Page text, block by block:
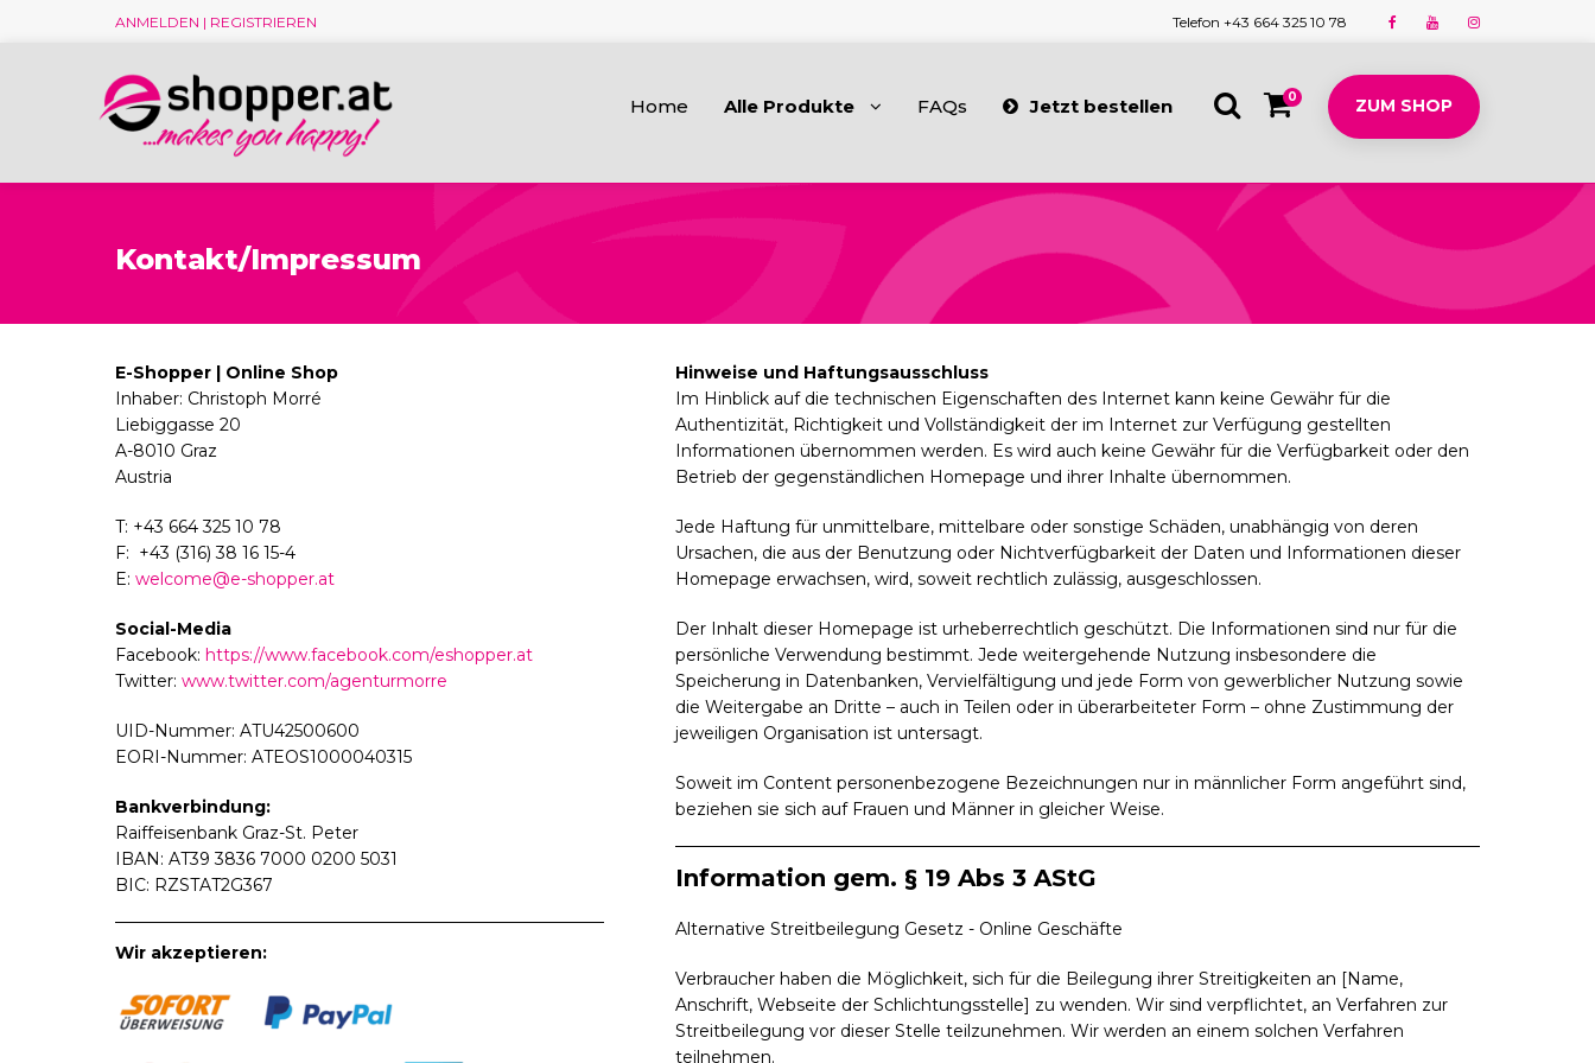
ANMELDEN | REGISTRIEREN Telefon +43 664 325 10 78
Home Alle Produkte FAQs Jetzt bestellen 0 ZUM SHOP
Kontakt/Impressum
E-Shopper | Online Shop
Inhaber: Christoph Morré
Liebiggasse 20
A-8010 Graz
Austria
T: +43 664 325 10 78
F: +43 (316) 38 16 15-4
E: welcome@e-shopper.at
Social-Media
Facebook: https://www.facebook.com/eshopper.at
Twitter: www.twitter.com/agenturmorre
UID-Nummer: ATU42500600
EORI-Nummer: ATEOS1000040315
Bankverbindung:
Raiffeisenbank Graz-St. Peter
IBAN: AT39 3836 7000 0200 5031
BIC: RZSTAT2G367
Wir akzeptieren:
Hinweise und Haftungsausschluss
Im Hinblick auf die technischen Eigenschaften des Internet kann keine Gewähr für die
Authentizität, Richtigkeit und Vollständigkeit der im Internet zur Verfügung gestellten
Informationen übernommen werden. Es wird auch keine Gewähr für die Verfügbarkeit oder den
Betrieb der gegenständlichen Homepage und ihrer Inhalte übernommen.
Jede Haftung für unmittelbare, mittelbare oder sonstige Schäden, unabhängig von deren
Ursachen, die aus der Benutzung oder Nichtverfügbarkeit der Daten und Informationen dieser
Homepage erwachsen, wird, soweit rechtlich zulässig, ausgeschlossen.
Der Inhalt dieser Homepage ist urheberrechtlich geschützt. Die Informationen sind nur für die
persönliche Verwendung bestimmt. Jede weitergehende Nutzung insbesondere die
Speicherung in Datenbanken, Vervielfältigung und jede Form von gewerblicher Nutzung sowie
die Weitergabe an Dritte – auch in Teilen oder in überarbeiteter Form – ohne Zustimmung der
jeweiligen Organisation ist untersagt.
Soweit im Content personenbezogene Bezeichnungen nur in männlicher Form angeführt sind,
beziehen sie sich auf Frauen und Männer in gleicher Weise.
Information gem. § 19 Abs 3 AStG
Alternative Streitbeilegung Gesetz - Online Geschäfte
Verbraucher haben die Möglichkeit, sich für die Beilegung ihrer Streitigkeiten an [Name,
Anschrift, Webseite der Schlichtungsstelle] zu wenden. Wir sind verpflichtet, an Verfahren zur
Streitbeilegung vor dieser Stelle teilzunehmen. Wir werden an einem solchen Verfahren
teilnehmen.